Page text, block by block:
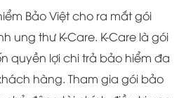
Bảo Việt cho ra mắt gói
ung thư K-Care. K-Care là gói
quyền lợi chi trả bảo hiểm đa
hàng. Tham gia gói bảo